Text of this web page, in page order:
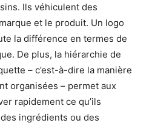
Ils véhiculent des
et le produit. Un logo
la différence en termes de
De plus, la hiérarchie de
– c’est-à-dire la manière
organisées – permet aux
rapidement ce qu’ils
des ingrédients ou des